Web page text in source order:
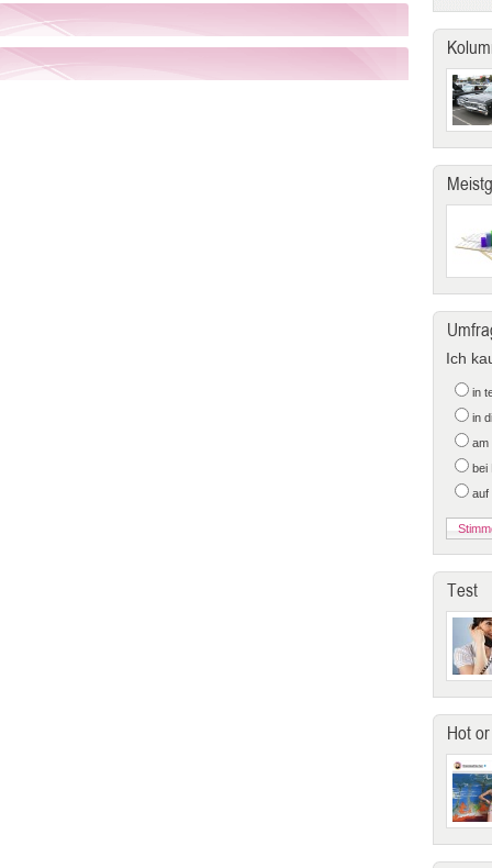
Ich
in
in
am
bei
auf
Test
Hot